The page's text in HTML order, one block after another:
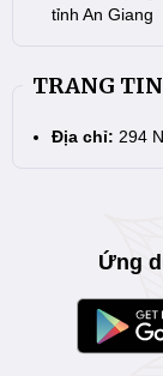
tỉnh An Giang
TRANG
Địa chỉ: 294
Ứng